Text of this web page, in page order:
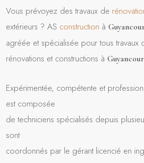
Vous prévoyez des travaux de
extérieurs ? AS construction à
agréée et spécialisée pour tous travaux
rénovations et constructions à
Expérimentée, compétente et
est composée
de techniciens spécialisés depuis
sont
coordonnés par le gérant licencié en